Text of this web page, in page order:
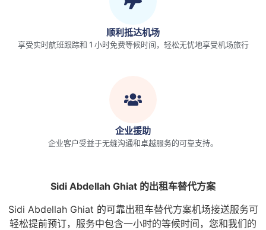
顺利抵达机场
享受实时航班跟踪和 1 小时免费等候时间，轻松无忧地享受机场旅行
企业援助
企业客户受益于无缝沟通和卓越服务的可靠支持。
Sidi Abdellah Ghiat 的出租车替代方案
Sidi Abdellah Ghiat 的可靠出租车替代方案机场接送服务可
轻松提前预订，服务中包含一小时的等候时间，您和我们的